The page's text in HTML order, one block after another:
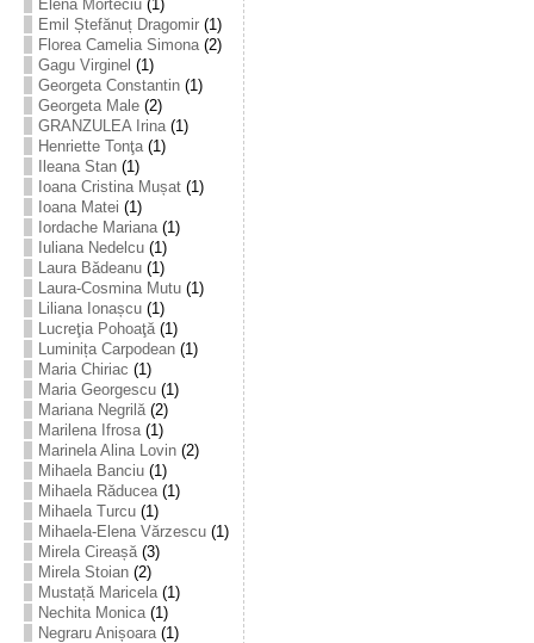
Elena Morteciu(1)
Emil Ștefănuț Dragomir(1)
Florea Camelia Simona(2)
Gagu Virginel (1)
Georgeta Constantin(1)
Georgeta Male(2)
GRANZULEA Irina(1)
Henriette Tonţa(1)
Ileana Stan(1)
Ioana Cristina Mușat(1)
Ioana Matei (1)
Iordache Mariana(1)
Iuliana Nedelcu(1)
Laura Bădeanu(1)
Laura-Cosmina Mutu(1)
Liliana Ionașcu(1)
Lucreţia Pohoaţă(1)
Luminița Carpodean(1)
Maria Chiriac (1)
Maria Georgescu(1)
Mariana Negrilă(2)
Marilena Ifrosa(1)
Marinela Alina Lovin(2)
Mihaela Banciu(1)
Mihaela Răducea(1)
Mihaela Turcu(1)
Mihaela-Elena Vărzescu(1)
Mirela Cireașă(3)
Mirela Stoian(2)
Mustață Maricela(1)
Nechita Monica(1)
Negraru Anișoara(1)